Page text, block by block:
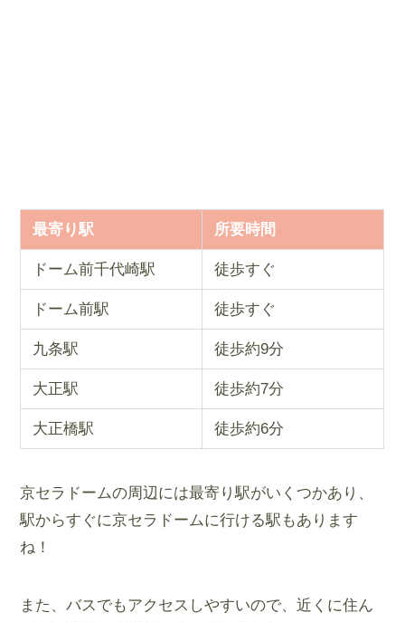
最寄り駅 所要時間
ドーム前千代崎駅 徒歩すぐ
ドーム前駅 徒歩すぐ
九条駅 徒歩約9分
大正駅 徒歩約7分
大正橋駅 徒歩約6分
京セラドームの周辺には最寄り駅がいくつかあり、
駅からすぐに京セラドームに行ける駅もあります
ね！
また、バスでもアクセスしやすいので、近くに住ん